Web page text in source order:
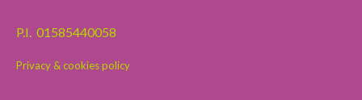
P.I. 01585440058
Privacy & cookies policy